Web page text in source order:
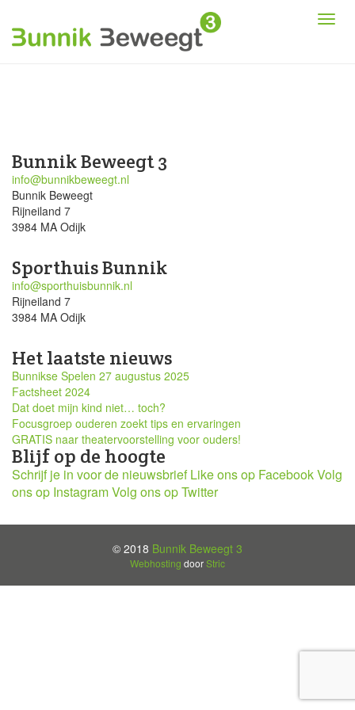
Bunnik Beweegt 3
info@bunnikbeweegt.nl
Bunnik Beweegt
Rijneiland 7
3984 MA Odijk
Sporthuis Bunnik
info@sporthuisbunnik.nl
Rijneiland 7
3984 MA Odijk
Het laatste nieuws
Bunnikse Spelen 27 augustus 2025
Factsheet 2024
Dat doet mijn kind niet… toch?
Focusgroep ouderen zoekt tips en ervaringen
GRATIS naar theatervoorstelling voor ouders!
Blijf op de hoogte
Schrijf je in voor de nieuwsbrief Like ons op FacebookVolg
ons op InstagramVolg ons op Twitter
© 2018 Bunnik Beweegt 3
Webhosting doorStric